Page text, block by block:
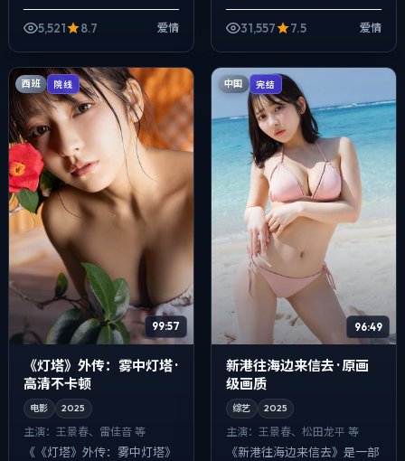
5,521 8.7 爱情
2025年公映，由丹尼斯·维伦
纽瓦执导，白宇、刘亦菲、范
31,557 7.5 爱情
西班 院线
99:57
《灯塔》外传：雾中灯塔 ·
高清不卡顿
电影 2025
主演： 王景春、雷佳音 等
《《灯塔》外传：雾中灯塔》
中国 完结
96:49
新港往海边来信去 · 原画
级画质
综艺 2025
主演： 王景春、松田龙平 等
《新港往海边来信去》是一部